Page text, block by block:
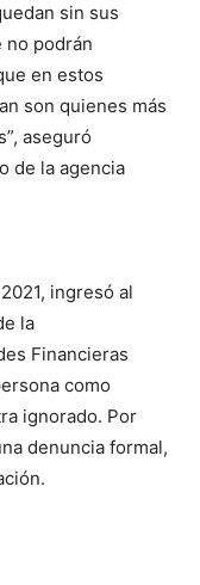
sin sus
no podrán
en estos
son quienes más
aseguró
de la agencia
ingresó al
la
Financieras
como
ignorado. Por
denuncia formal,